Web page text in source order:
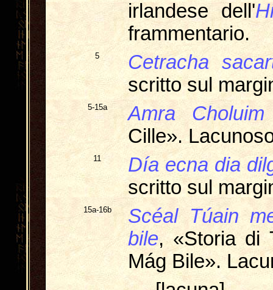
irlandese dell'
frammentario.
5
Cetracha
scritto sul
5-15a
Amra
Cille».
11
Día ecna dia
scritto sul
15a-16b
Scéal Túain
bile, «Storia di
Mág Bile».